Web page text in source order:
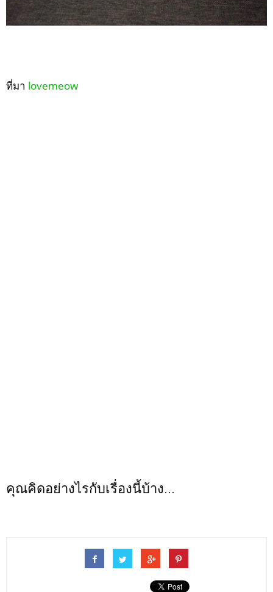
ที่มา lovemeow
คุณคิดอย่างไรกับเรื่องนี้บ้าง...